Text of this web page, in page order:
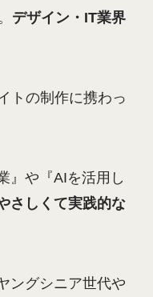
デザイン・IT業界
トの制作に携わっ
』や『AIを活用し
さしくて実践的な
ングシニア世代や